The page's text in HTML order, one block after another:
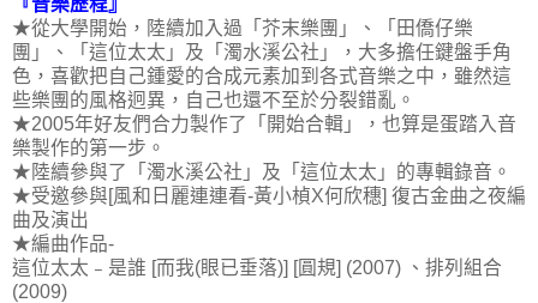
★從大學開始，陸續加入過「芥末樂團」、「田僑仔樂
團」、「這位太太」及「濁水溪公社」，大多擔任鍵盤手角
色，喜歡把自己鍾愛的合成元素加到各式音樂之中，雖然這
些樂團的風格迥異，自己也還不至於分裂錯亂。
★2005年好友們合力製作了「開始合輯」，也算是蛋踏入音
樂製作的第一步。
★陸續參與了「濁水溪公社」及「這位太太」的專輯錄音。
★受邀參與[風和日麗連連看-黃小楨X何欣穗] 復古金曲之夜編
曲及演出
★編曲作品-
這位太太﹣是誰 [而我(眼已垂落)] [圓規] (2007) 、排列組合
(2009)